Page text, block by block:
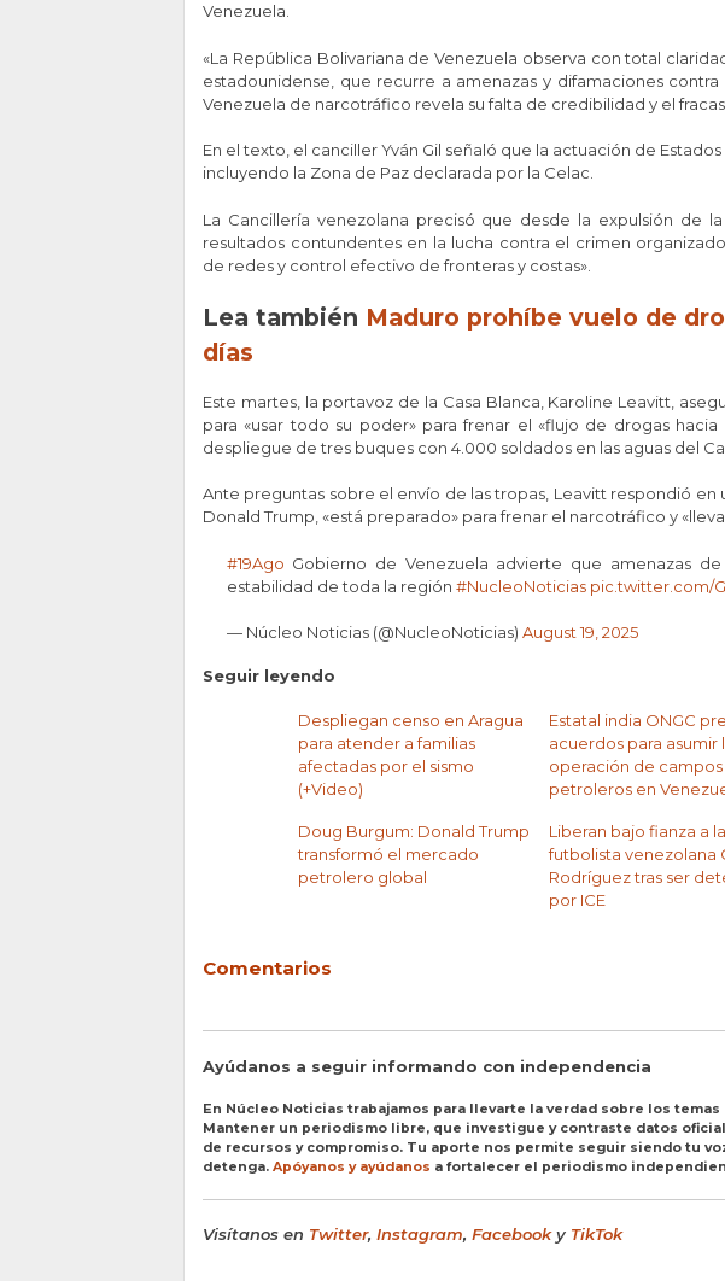
Venezuela.
«La República Bolivariana de Venezuela observa con total
estadounidense, que recurre a amenazas y difamaciones
Venezuela de narcotráfico revela su falta de credibilidad y el
En el texto, el canciller Yván Gil señaló que la actuación de
incluyendo la Zona de Paz declarada por la Celac.
La Cancillería venezolana precisó que desde la expulsión de
resultados contundentes en la lucha contra el crimen
de redes y control efectivo de fronteras y costas».
Lea también Maduro prohíbe vuelo de
días
Este martes, la portavoz de la Casa Blanca, Karoline Leavitt,
para «usar todo su poder» para frenar el «flujo de drogas hacia
despliegue de tres buques con 4.000 soldados en las aguas del
Ante preguntas sobre el envío de las tropas, Leavitt respondió en
Donald Trump, «está preparado» para frenar el narcotráfico y
#19Ago Gobierno de Venezuela advierte que amenazas
estabilidad de toda la región #NucleoNoticias pic.twitter.com/
— Núcleo Noticias (@NucleoNoticias) August 19, 2025
Seguir leyendo
Despliegan censo en Aragua
para atender a familias
afectadas por el sismo
(+Video)
Estatal india ONGC
acuerdos para asumir
operación de campos
petroleros en
Doug Burgum: Donald Trump
transformó el mercado
petrolero global
Liberan bajo fianza a la
futbolista venezolana
Rodríguez tras ser
por ICE
Comentarios
Ayúdanos a seguir informando con independencia
En Núcleo Noticias trabajamos para llevarte la verdad sobre los
Mantener un periodismo libre, que investigue y contraste datos
de recursos y compromiso. Tu aporte nos permite seguir siendo tu
detenga. Apóyanos y ayúdanos a fortalecer el periodismo
Visítanos en Twitter, Instagram, Facebooky TikTok